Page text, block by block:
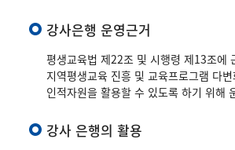
강사은행 운영근거
평생교육법 제22조 및 시행령 제13조에
지역평생교육 진흥 및 교육프로그램 다
인적자원을 활용할 수 있도록 하기 위해
강사 은행의 활용